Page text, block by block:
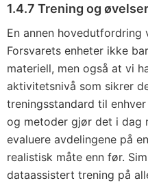
1.4.7 Trening og øvelser
En annen
Forsvarets enheter ikke
materiell, men også at vi
aktivitetsnivå som sikrer
treningsstandard til
og metoder gjør det i dag
evaluere avdelingene på
realistisk måte enn før.
dataassistert trening på